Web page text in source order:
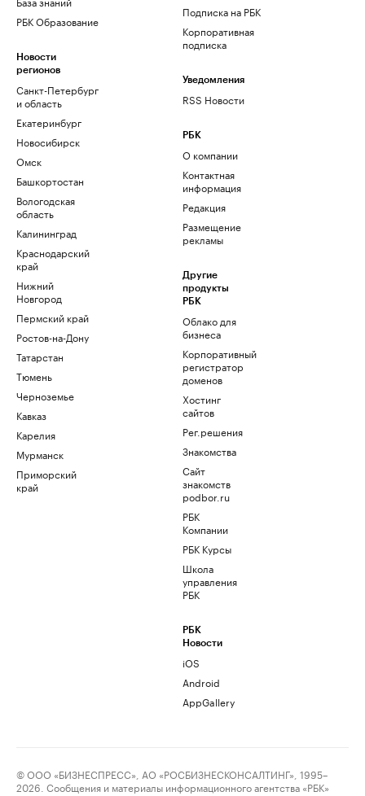
РБК Образование
Новости
регионов
Санкт-Петербург
и область
Екатеринбург
Новосибирск
Омск
Башкортостан
Вологодская
область
Калининград
Краснодарский
край
Нижний
Новгород
Пермский край
Ростов-на-Дону
Татарстан
Тюмень
Черноземье
Кавказ
Карелия
Мурманск
Приморский
край
Подписка на РБК
Корпоративная
подписка
Уведомления
RSS Новости
РБК
О компании
Контактная
информация
Редакция
Размещение
рекламы
Другие
продукты
РБК
Облако для
бизнеса
Корпоративный
регистратор
доменов
Хостинг
сайтов
Рег.решения
Знакомства
Сайт
знакомств
podbor.ru
РБК
Компании
РБК Курсы
Школа
управления
РБК
РБК
Новости
iOS
Android
AppGallery
© ООО «БИЗНЕСПРЕСС», АО «РОСБИЗНЕСКОНСАЛТИНГ», 1995–
2026. Сообщения и материалы информационного агентства «РБК»